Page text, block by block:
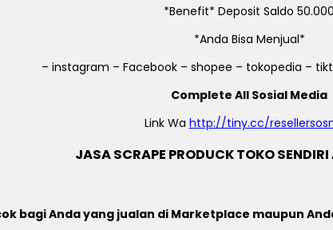
*Benefit* Deposit Saldo 50.000
*Anda Bisa Menjual*
– instagram – Facebook – shopee – tokopedia –
Complete All Sosial Media
Link Wa http://tiny.cc/
JASA SCRAPE PRODUCK TOKO SENDIRI
bagi Anda yang jualan di Marketplace maupun